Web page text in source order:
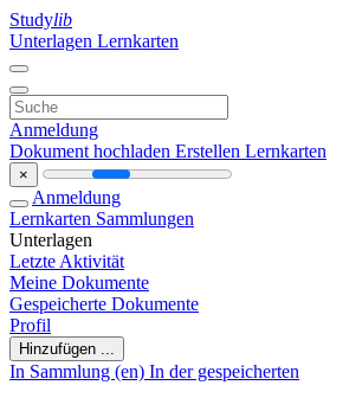
Studylib
Unterlagen Lernkarten
Anmeldung
Dokument hochladen Erstellen Lernkarten
×
Anmeldung
Lernkarten Sammlungen
Unterlagen
Letzte Aktivität
Meine Dokumente
Gespeicherte Dokumente
Profil
Hinzufügen ...
In Sammlung (en) In der gespeicherten